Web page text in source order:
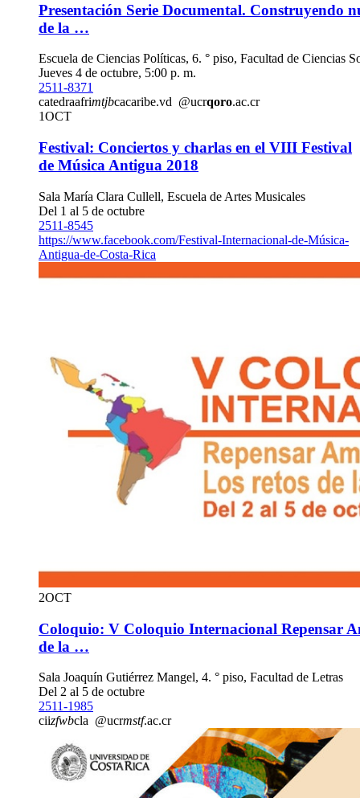
Presentación Serie Documental. Construyendo
de la …
Escuela de Ciencias Políticas, 6. ° piso, Facultad de Ciencias
Jueves 4 de octubre, 5:00 p. m.
2511-8371
catedraafrimtjbcacaribe.vd @ucrqoro.ac.cr
1OCT
Festival: Conciertos y charlas en el VIII Festival
de Música Antigua 2018
Sala María Clara Cullell, Escuela de Artes Musicales
Del 1 al 5 de octubre
2511-8545
https://www.facebook.com/Festival-Internacional-de-Música-
Antigua-de-Costa-Rica
2OCT
Coloquio: V Coloquio Internacional Repensar
de la …
Sala Joaquín Gutiérrez Mangel, 4. ° piso, Facultad de Letras
Del 2 al 5 de octubre
2511-1985
ciizfwbcla @ucrmstf.ac.cr